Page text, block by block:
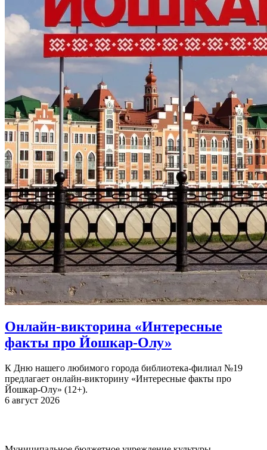
Онлайн-викторина «Интересные
факты про Йошкар-Олу»
К Дню нашего любимого города библиотека-филиал №19
предлагает онлайн-викторину «Интересные факты про
Йошкар-Олу» (12+).
6 август 2026